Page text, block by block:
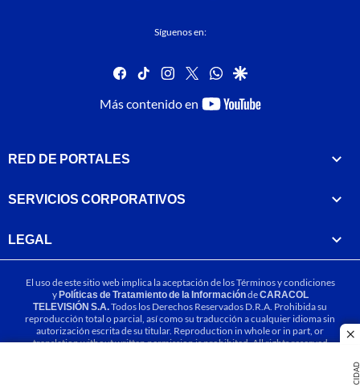
Síguenos en:
facebook
tiktok instagram
twitterwhatsapp
google
Más contenido en
youtube-
RED DE PORTALES
SERVICIOS CORPORATIVOS
LEGAL
El uso de este sitio web implica la aceptación de losTérminos y condiciones
yPolíticas de Tratamiento de la InformacióndeCARACOL
TELEVISIÓN S.A.Todos los Derechos Reservados D.R.A. Prohibida su
reproducción total o parcial, así como su traducción a cualquier idioma sin
autorización escrita de su titular. Reproduction in whole or in part, or
translation without written permission is prohibited. All rights reserved